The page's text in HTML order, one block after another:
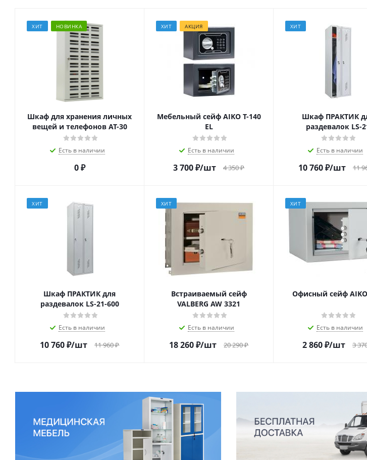
ХИТ НОВИНКА
Шкаф для хранения личных
вещей и телефонов АТ-30
Есть в наличии
0 ₽
ХИТ АКЦИЯ
Мебельный сейф AIKO Т-140
EL
Есть в наличии
3 700₽/шт 4 350₽
ХИТ
Шкаф ПРАКТИК
раздевалок LS-
Есть в наличии
10 760₽/шт 11
ХИТ
Шкаф ПРАКТИК для
раздевалок LS-21-600
Есть в наличии
10 760₽/шт 11 960₽
ХИТ
Встраиваемый сейф
VALBERG AW 3321
Есть в наличии
18 260₽/шт 20 290₽
ХИТ
Офисный сейф
Есть в наличии
2 860₽/шт 3